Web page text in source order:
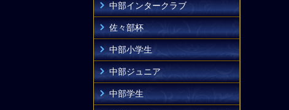
中部インタークラブ
佐々部杯
中部小学生
中部ジュニア
中部学生